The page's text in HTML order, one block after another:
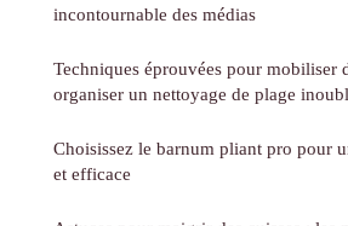
incontournable des médias
Techniques éprouvées pour mobiliser
organiser un nettoyage de plage
Choisissez le barnum pliant pro pour
et efficace